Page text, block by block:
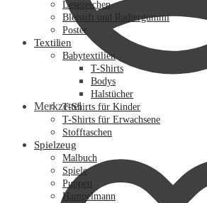
Merkzettel
Lesezeichen
Bleistift und Radiergummi
Poster
Textilien
Babytextilien
T-Shirts
Bodys
Halstücher
T-Shirts für Kinder
T-Shirts für Erwachsene
Stofftaschen
Spielzeug
Malbuch
Spiele
Puppen
Hampelmann